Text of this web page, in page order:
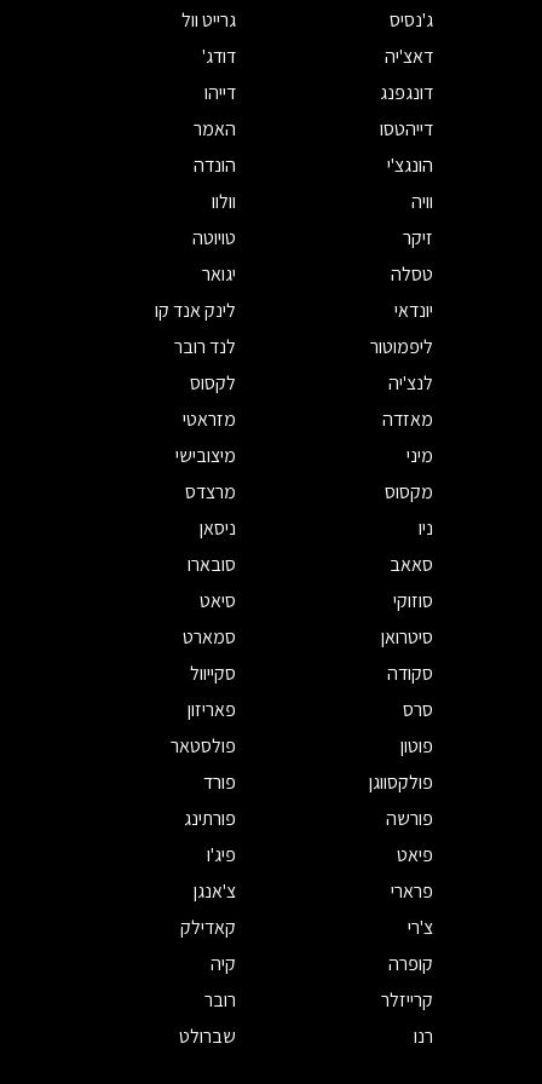
ג'נסיס
גרייט וול
דאצ'יה
דודג'
דונגפנג
דייהו
דייהטסו
האמר
הונגצ'י
הונדה
וויה
וולוו
זיקר
טויוטה
טסלה
יגואר
יונדאי
לינק אנד קו
ליפמוטור
לנד רובר
לנצ'יה
לקסוס
מאזדה
מזראטי
מיני
מיצובישי
מקסוס
מרצדס
ניו
ניסאן
סאאב
סובארו
סוזוקי
סיאט
סיטרואן
סמארט
סקודה
סקייוול
סרס
פאריזון
פוטון
פולסטאר
פולקסווגן
פורד
פורשה
פורתינג
פיאט
פיג'ו
פרארי
צ'אנגן
צ'רי
קאדילק
קופרה
קיה
קרייזלר
רובר
רנו
שברולט